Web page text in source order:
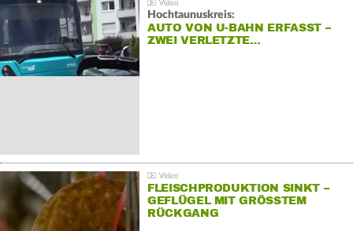
Hochtaunuskreis:
AUTO VON U-BAHN ERFASST –
ZWEI VERLETZTE…
FLEISCHPRODUKTION SINKT –
GEFLÜGEL MIT GRÖSSTEM R
ÜCKGANG